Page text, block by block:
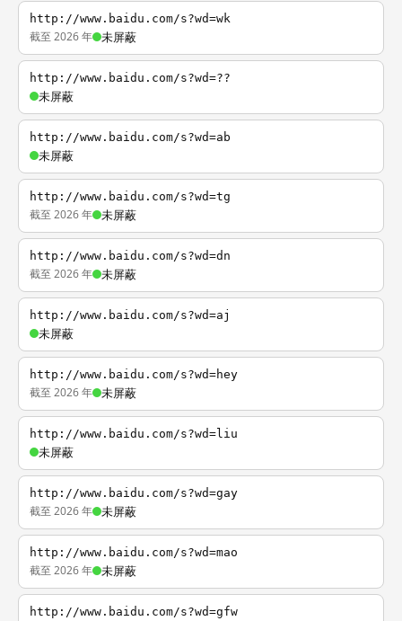
http://www.baidu.com/s?wd=wk
截至 2026 年 未屏蔽
http://www.baidu.com/s?wd=??
未屏蔽
http://www.baidu.com/s?wd=ab
未屏蔽
http://www.baidu.com/s?wd=tg
截至 2026 年 未屏蔽
http://www.baidu.com/s?wd=dn
截至 2026 年 未屏蔽
http://www.baidu.com/s?wd=aj
未屏蔽
http://www.baidu.com/s?wd=hey
截至 2026 年 未屏蔽
http://www.baidu.com/s?wd=liu
未屏蔽
http://www.baidu.com/s?wd=gay
截至 2026 年 未屏蔽
http://www.baidu.com/s?wd=mao
截至 2026 年 未屏蔽
http://www.baidu.com/s?wd=gfw